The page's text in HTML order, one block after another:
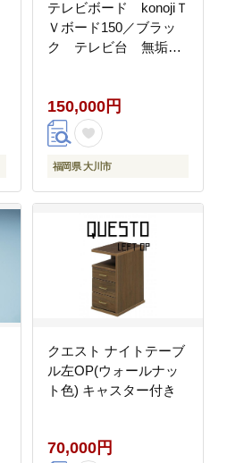
テレビボード konojiＴ
Ｖボード150／ブラッ
ク テレビ台 無垢
ド ローテーブル セ
ンターテーブル パソ
コンデスク 本棚
150,000円
福岡県 大川市
クエスト ナイトテーブ
ル左OP(ウォールナッ
ト色) キャスター付き
70,000円